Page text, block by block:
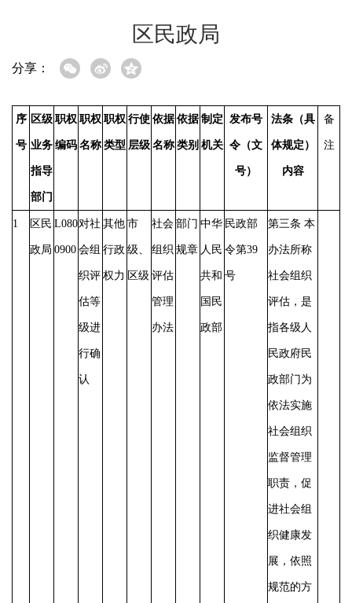
区民政局
分享：
序
号
区级
业务
指导
部门
职权
编码
职权
名称
职权
类型
行使
层级
依据
名称
依据
类别
制定
机关
发布号
令（文
号）
法条（具
体规定）
内容
备
注
1 区民
政局
L080
0900
对社
会组
织评
估等
级进
行确
认
其他
行政
权力
市
级、
区级
社会
组织
评估
管理
办法
部门
规章
中华
人民
共和
国民
政部
民政部
令第39
号
第三条 本
办法所称
社会组织
评估，是
指各级人
民政府民
政部门为
依法实施
社会组织
监督管理
职责，促
进社会组
织健康发
展，依照
规范的方